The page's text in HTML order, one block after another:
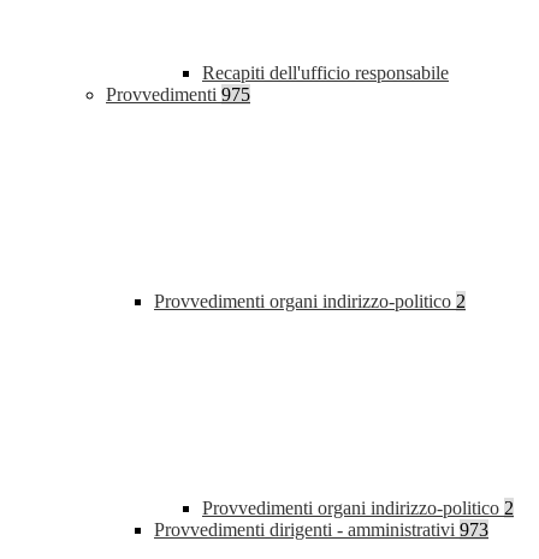
Recapiti dell'ufficio responsabile
Provvedimenti 975
Provvedimenti organi indirizzo-politico 2
Provvedimenti organi indirizzo-politico 2
Provvedimenti dirigenti - amministrativi 973